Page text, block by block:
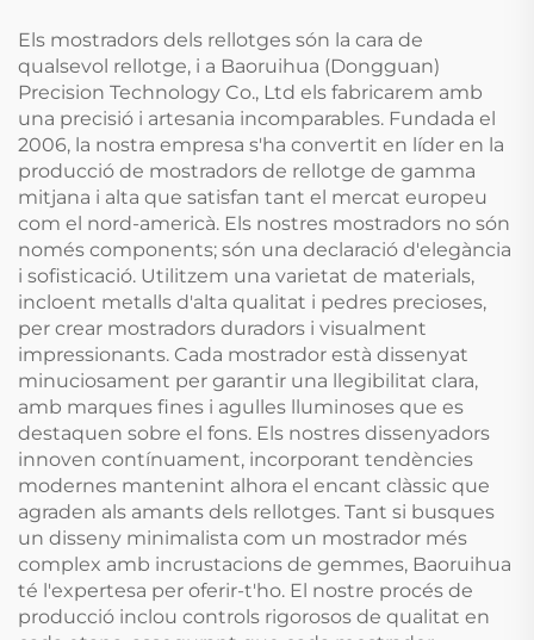
Els mostradors dels rellotges són la cara de
qualsevol rellotge, i a Baoruihua (Dongguan)
Precision Technology Co., Ltd els fabricarem amb
una precisió i artesania incomparables. Fundada el
2006, la nostra empresa s'ha convertit en líder en la
producció de mostradors de rellotge de gamma
mitjana i alta que satisfan tant el mercat europeu
com el nord-americà. Els nostres mostradors no són
només components; són una declaració d'elegància
i sofisticació. Utilitzem una varietat de materials,
incloent metalls d'alta qualitat i pedres precioses,
per crear mostradors duradors i visualment
impressionants. Cada mostrador està dissenyat
minuciosament per garantir una llegibilitat clara,
amb marques fines i agulles lluminoses que es
destaquen sobre el fons. Els nostres dissenyadors
innoven contínuament, incorporant tendències
modernes mantenint alhora el encant clàssic que
agraden als amants dels rellotges. Tant si busques
un disseny minimalista com un mostrador més
complex amb incrustacions de gemmes, Baoruihua
té l'expertesa per oferir-t'ho. El nostre procés de
producció inclou controls rigorosos de qualitat en